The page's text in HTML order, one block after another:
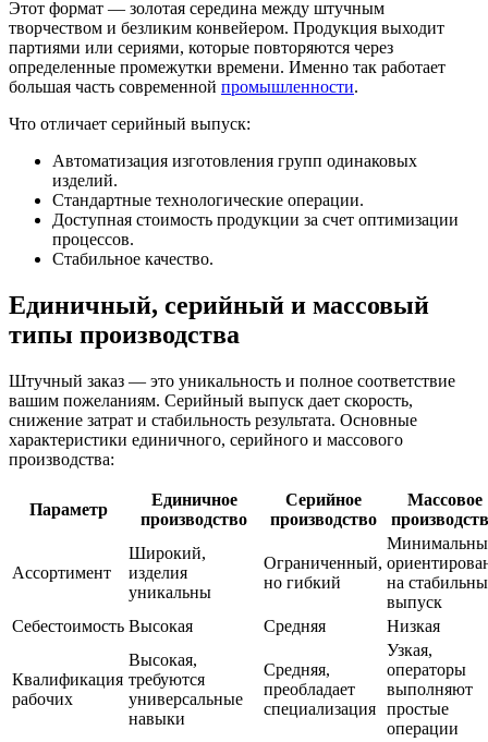
Этот формат — золотая середина между штучным
творчеством и безликим конвейером. Продукция выходит
партиями или сериями, которые повторяются через
определенные промежутки времени. Именно так работает
большая часть современной промышленности.
Что отличает серийный выпуск:
Автоматизация изготовления групп одинаковых
изделий.
Стандартные технологические операции.
Доступная стоимость продукции за счет оптимизации
процессов.
Стабильное качество.
Единичный, серийный и массовый
типы производства
Штучный заказ — это уникальность и полное соответствие
вашим пожеланиям. Серийный выпуск дает скорость,
снижение затрат и стабильность результата. Основные
характеристики единичного, серийного и массового
производства:
Параметр
Единичное
производство
Серийное
производство
Массовое
Ассортимент
Широкий,
изделия
уникальны
Ограниченный,
но гибкий
на
выпуск
Себестоимость Высокая Средняя Низкая
Квалификация
рабочих
Высокая,
требуются
универсальные
навыки
Средняя,
преобладает
специализация
Узкая,
операторы
выполняют
простые
операции